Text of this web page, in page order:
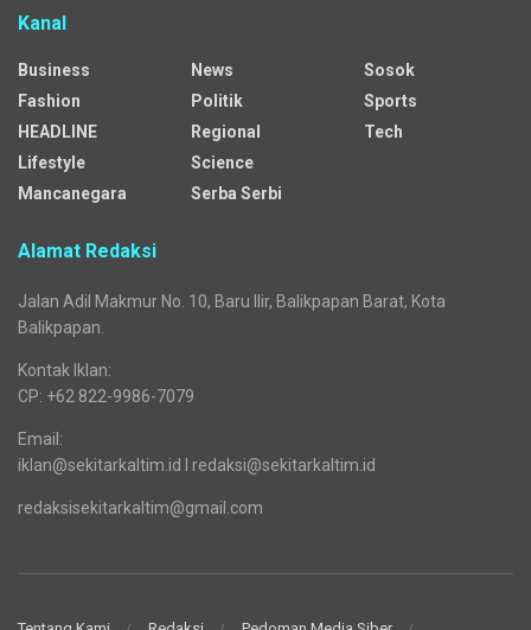
Kanal
Business
Fashion
HEADLINE
Lifestyle
Mancanegara
News
Politik
Regional
Science
Serba Serbi
Sosok
Sports
Tech
Alamat Redaksi
Jalan Adil Makmur No. 10, Baru Ilir, Balikpapan Barat, Kota
Balikpapan.
Kontak Iklan:
CP: +62 822-9986-7079
Email:
iklan@sekitarkaltim.id I redaksi@sekitarkaltim.id
redaksisekitarkaltim@gmail.com